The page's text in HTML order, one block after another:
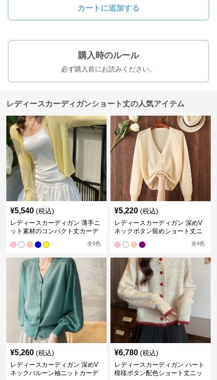
カートに追加する
購入時のルール
必ず購入前にお読みください。
レディースカーディガンショート丈の人気アイテム
¥5,540 (税込)
レディースカーディガン 薄手ニ
ット素材のコンパクト丈カーデ
全5色
¥5,220 (税込)
レディースカーディガン 深めV
ネックボタン留めショート丈ニ
全4色
¥5,260 (税込)
レディースカーディガン 深めV
ネックバルーン袖ニットカーデ
¥6,780 (税込)
レディースカーディガン ハート
模様ボタン配色ショート丈ニッ